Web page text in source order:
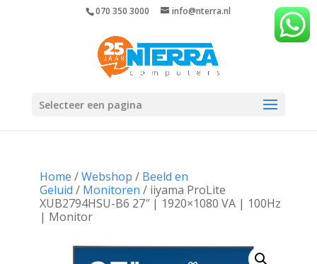
070 350 3000 info@nterra.nl
Selecteer een pagina
Home /Webshop / Beeld en
Geluid / Monitoren / iiyama ProLite
XUB2794HSU-B6 27″ | 1920×1080 VA | 100Hz
| Monitor